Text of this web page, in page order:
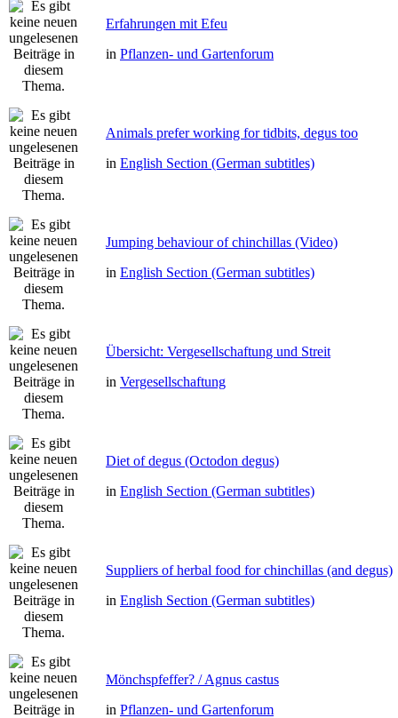
Erfahrungen mit Efeu
in Pflanzen- und Gartenforum
Animals prefer working for tidbits, degus too
in English Section (German subtitles)
Jumping behaviour of chinchillas (Video)
in English Section (German subtitles)
Übersicht: Vergesellschaftung und Streit
in Vergesellschaftung
Diet of degus (Octodon degus)
in English Section (German subtitles)
Suppliers of herbal food for chinchillas (and degus)
in English Section (German subtitles)
Mönchspfeffer? / Agnus castus
in Pflanzen- und Gartenforum